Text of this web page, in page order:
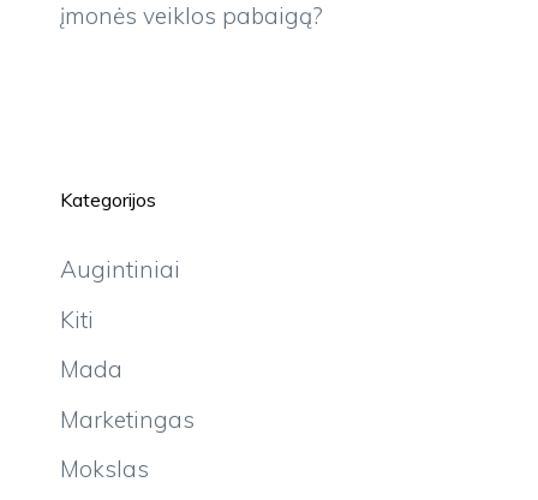
įmonės veiklos pabaigą?
Kategorijos
Augintiniai
Kiti
Mada
Marketingas
Mokslas